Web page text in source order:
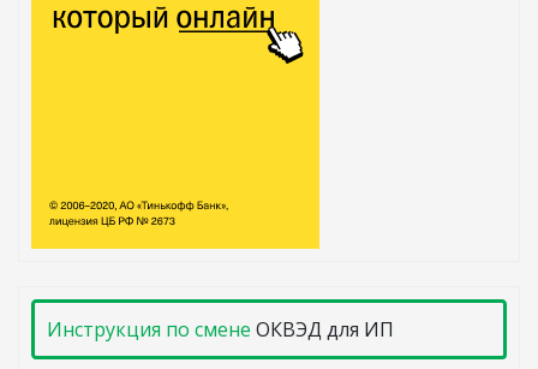
Инструкция по смене ОКВЭД для ИП